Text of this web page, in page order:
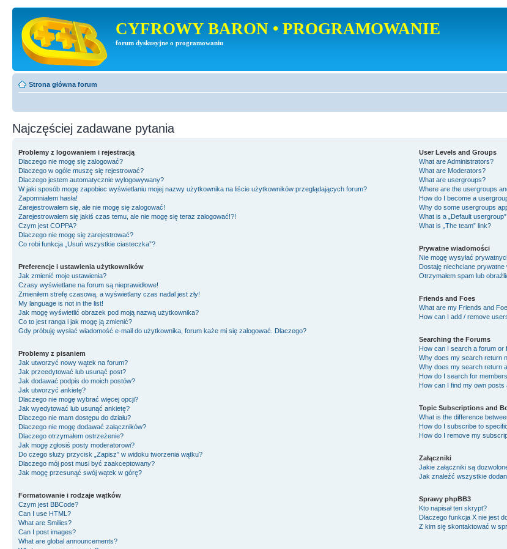
CYFROWY BARON • PROGRAMOWANIE
forum dyskusyjne o programowaniu
Strona główna forum
Najczęściej zadawane pytania
Problemy z logowaniem i rejestracją
Dlaczego nie mogę się zalogować?
Dlaczego w ogóle muszę się rejestrować?
Dlaczego jestem automatycznie wylogowywany?
W jaki sposób mogę zapobiec wyświetlaniu mojej nazwy użytkownika na liście użytkowników przeglądających forum?
Zapomniałem hasła!
Zarejestrowałem się, ale nie mogę się zalogować!
Zarejestrowałem się jakiś czas temu, ale nie mogę się teraz zalogować!?!
Czym jest COPPA?
Dlaczego nie mogę się zarejestrować?
Co robi funkcja „Usuń wszystkie ciasteczka”?
Preferencje i ustawienia użytkowników
Jak zmienić moje ustawienia?
Czasy wyświetlane na forum są nieprawidłowe!
Zmieniłem strefę czasową, a wyświetlany czas nadal jest zły!
My language is not in the list!
Jak mogę wyświetlić obrazek pod moją nazwą użytkownika?
Co to jest ranga i jak mogę ją zmienić?
Gdy próbuję wysłać wiadomość e-mail do użytkownika, forum każe mi się zalogować. Dlaczego?
Problemy z pisaniem
Jak utworzyć nowy wątek na forum?
Jak przeedytować lub usunąć post?
Jak dodawać podpis do moich postów?
Jak utworzyć ankietę?
Dlaczego nie mogę wybrać więcej opcji?
Jak wyedytować lub usunąć ankietę?
Dlaczego nie mam dostępu do działu?
Dlaczego nie mogę dodawać załączników?
Dlaczego otrzymałem ostrzeżenie?
Jak mogę zgłosiś posty moderatorowi?
Do czego służy przycisk „Zapisz” w widoku tworzenia wątku?
Dlaczego mój post musi być zaakceptowany?
Jak mogę przesunąć swój wątek w górę?
Formatowanie i rodzaje wątków
Czym jest BBCode?
Can I use HTML?
What are Smilies?
Can I post images?
What are global announcements?
User Levels and Groups
What are Administrators?
What are Moderators?
What are usergroups?
Where are the usergroups
How do I become a
Why do some usergroups
What is a „Default
What is „The team” link?
Prywatne wiadomości
Nie mogę wysyłać
Dostaję niechciane prywatne
Otrzymałem spam lub
Friends and Foes
What are my Friends and
How can I add / remove
Searching the Forums
How can I search a forum or
Why does my search return
Why does my search return
How do I search for
How can I find my own posts
Topic Subscriptions and
What is the difference
How do I subscribe to
How do I remove my
Załączniki
Jakie załączniki są
Jak znaleźć wszystkie
Sprawy phpBB3
Kto napisał ten skrypt?
Dlaczego funkcja X nie jest
Z kim się skontaktować w